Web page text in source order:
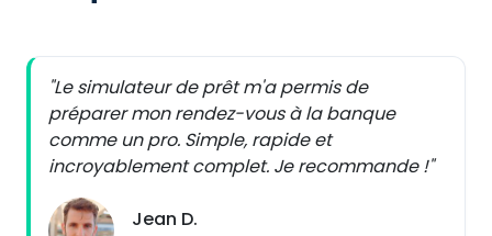
"Le simulateur de prêt m'a permis de
préparer mon rendez-vous à la banque
comme un pro. Simple, rapide et
incroyablement complet. Je recommande !"
Jean D.